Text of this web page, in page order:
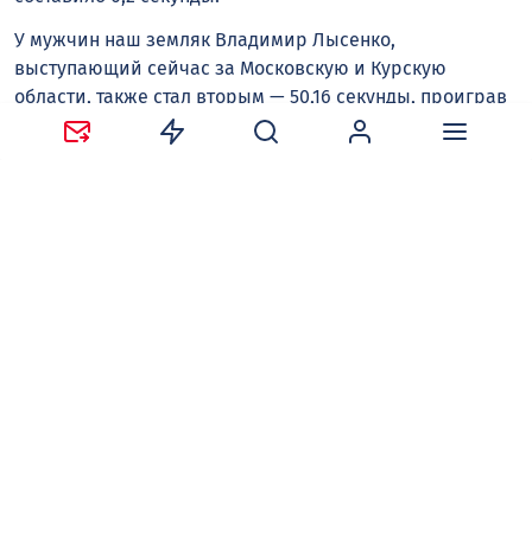
У мужчин наш земляк Владимир Лысенко,
выступающий сейчас за Московскую и Курскую
области, также стал вторым — 50,16 секунды, проиграв
только лидеру национального сезона москвичу Федору